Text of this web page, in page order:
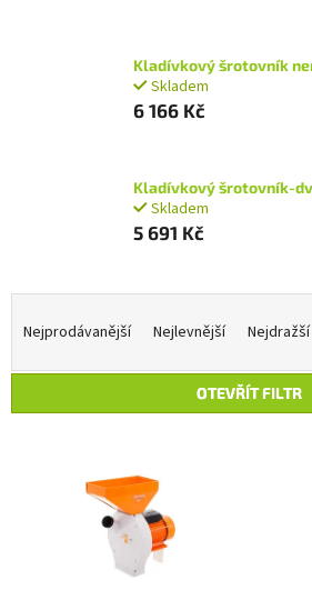
Kladívkový šrotovník
Skladem
6 166 Kč
Kladívkový šrotovník-
Skladem
5 691 Kč
e
Nejprodávanější Nejlevnější Nejdražší
OTEVŘÍT FILTR